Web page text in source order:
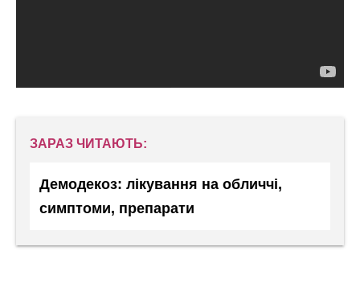
ЗАРАЗ ЧИТАЮТЬ:
Демодекоз: лікування на обличчі,
симптоми, препарати